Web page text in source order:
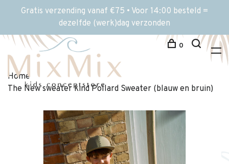
Gratis verzending vanaf €75 • Voor 14:00 besteld =
dezelfde (werk)dag verzonden
0
Home
The New sweater kind Pollard Sweater (blauw en bruin)